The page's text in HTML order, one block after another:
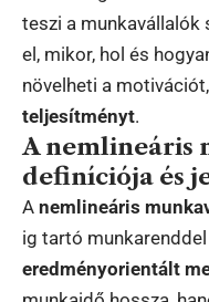
teszi a munkavállalók
el, mikor, hol és
növelheti a
teljesítményt.
A nemlineáris
definíciója és
A nemlineáris
ig tartó
eredményorientált